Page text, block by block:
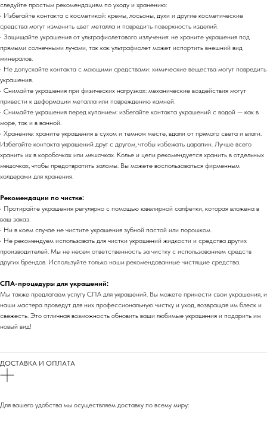
следуйте простым рекомендациям по уходу и хранению:
• Избегайте контакта с косметикой: кремы, лосьоны, духи и другие косметические
средства могут изменить цвет металла и повредить поверхность изделий.
• Защищайте украшения от ультрафиолетового излучения: не храните украшения под
прямыми солнечными лучами, так как ультрафиолет может испортить внешний вид
минералов.
• Не допускайте контакта с моющими средствами: химические вещества могут повредить
украшения.
• Снимайте украшения при физических нагрузках: механические воздействия могут
привести к деформации металла или повреждению камней.
• Снимайте украшения перед купанием: избегайте контакта украшений с водой — как в
море, так и в ванной.
• Хранение: храните украшения в сухом и темном месте, вдали от прямого света и влаги.
Избегайте контакта украшений друг с другом, чтобы избежать царапин. Лучше всего
хранить их в коробочках или мешочках. Колье и цепи рекомендуется хранить в отдельных
мешочках, чтобы предотвратить заломы. Вы можете воспользоваться фирменным
холдерами для хранения.
Рекомендации по чистке:
• Протирайте украшения регулярно с помощью ювелирной салфетки, которая вложена в
ваш заказ.
• Ни в коем случае не чистите украшения зубной пастой или порошком.
• Не рекомендуем использовать для чистки украшений жидкости и средства других
производителей. Мы не несем ответственность за чистку с использованием средств
других брендов. Используйте только наши рекомендованные чистящие средства.
СПА-процедуры для украшений:
Мы также предлагаем услугу СПА для украшений. Вы можете принести свои украшения, и
наши мастера проведут для них профессиональную чистку и уход, возвращая им блеск и
свежесть. Это отличная возможность обновить ваши любимые украшения и подарить им
новый вид!
ДОСТАВКА И ОПЛАТА
Для вашего удобства мы осуществляем доставку по всему миру: